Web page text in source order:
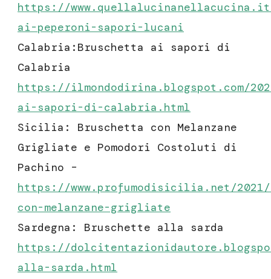
https://
ai-peperoni-sapori-lucani
Calabria:Bruschetta ai sapori di
Calabria
https://ilmondodirina.blogspot.com/
ai-sapori-di-calabria.html
Sicilia: Bruschetta con Melanzane
Grigliate e Pomodori Costoluti di
Pachino –
https://www.profumodisicilia.net/
con-melanzane-grigliate
Sardegna: Bruschette alla sarda
https://
alla-sarda.html